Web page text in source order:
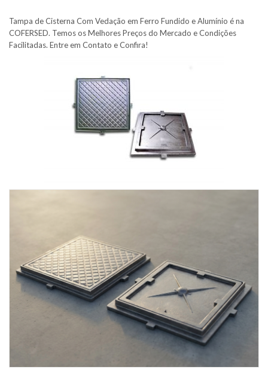
Tampa de Cisterna Com Vedação em Ferro Fundido e Alumínio é na
COFERSED. Temos os Melhores Preços do Mercado e Condições
Facilitadas. Entre em Contato e Confira!